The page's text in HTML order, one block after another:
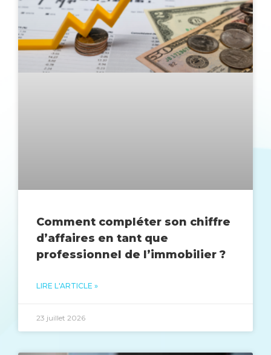
Comment compléter son chiffre
d’affaires en tant que
professionnel de l’immobilier ?
LIRE L'ARTICLE »
23 juillet 2026